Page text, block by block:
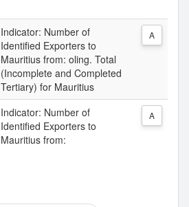
Indicator: Number of
Identified Exporters to
Mauritius from: oling. Total
(Incomplete and Completed
Tertiary) for Mauritius
A
Indicator: Number of
Identified Exporters to
Mauritius from:
A